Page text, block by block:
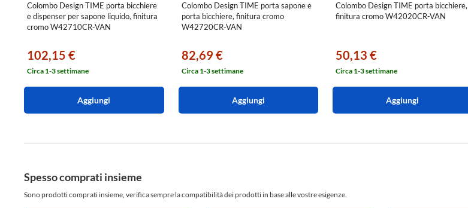
Colombo Design TIME porta bicchiere
e dispenser per sapone liquido, finitura
cromo W42710CR-VAN
102,15 €
Circa 1-3 settimane
Aggiungi
Colombo Design TIME porta sapone e
porta bicchiere, finitura cromo
W42720CR-VAN
82,69 €
Circa 1-3 settimane
Aggiungi
Colombo Design TIME porta bicchiere,
finitura cromo W42020CR-VAN
50,13 €
Circa 1-3 settimane
Aggiungi
Spesso comprati insieme
Sono prodotti comprati insieme, verifica sempre la compatibilità dei prodotti in base alle vostre esigenze.